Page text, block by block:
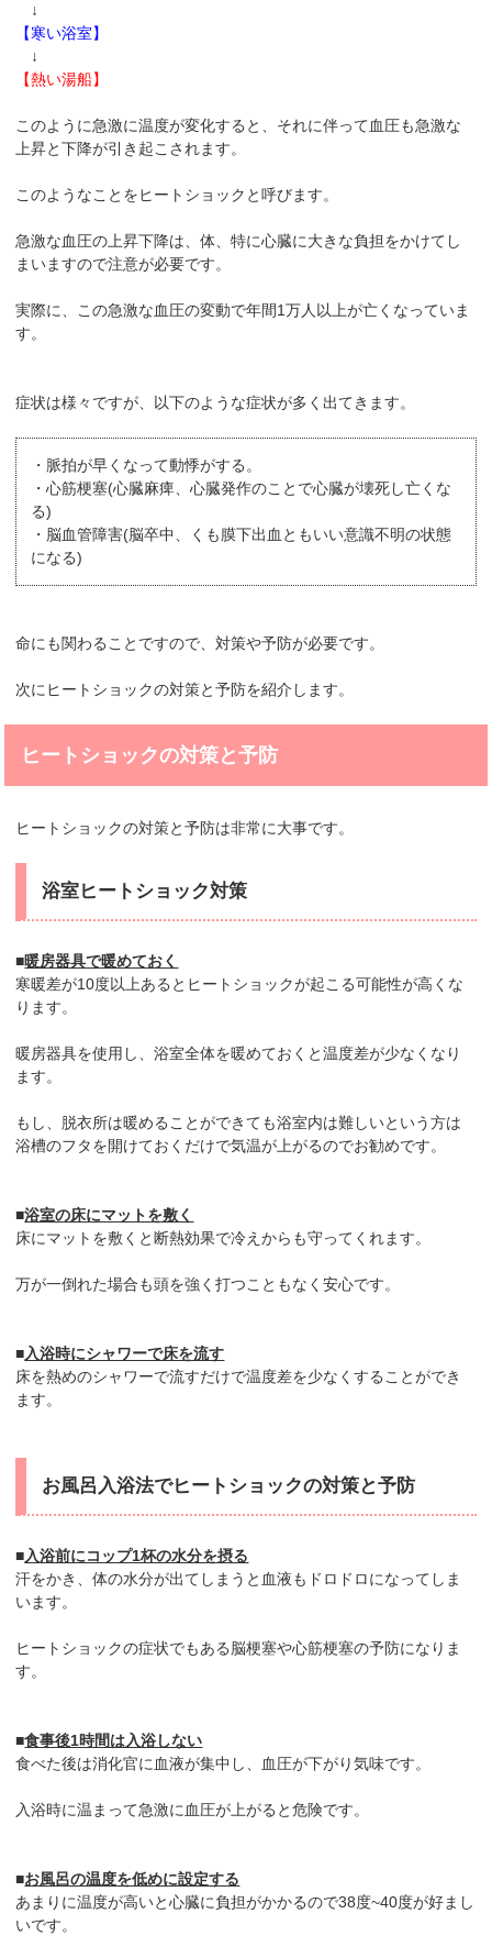
↓
【寒い浴室】
↓
【熱い湯船】
このように急激に温度が変化すると、それに伴って血圧も急激な
上昇と下降が引き起こされます。
このようなことをヒートショックと呼びます。
急激な血圧の上昇下降は、体、特に心臓に大きな負担をかけてし
まいますので注意が必要です。
実際に、この急激な血圧の変動で年間1万人以上が亡くなっていま
す。
症状は様々ですが、以下のような症状が多く出てきます。
・脈拍が早くなって動悸がする。
・心筋梗塞(心臓麻痺、心臓発作のことで心臓が壊死し亡くな
る)
・脳血管障害(脳卒中、くも膜下出血ともいい意識不明の状態
になる)
命にも関わることですので、対策や予防が必要です。
次にヒートショックの対策と予防を紹介します。
ヒートショックの対策と予防
ヒートショックの対策と予防は非常に大事です。
浴室ヒートショック対策
■暖房器具で暖めておく
寒暖差が10度以上あるとヒートショックが起こる可能性が高くな
ります。
暖房器具を使用し、浴室全体を暖めておくと温度差が少なくなり
ます。
もし、脱衣所は暖めることができても浴室内は難しいという方は
浴槽のフタを開けておくだけで気温が上がるのでお勧めです。
■浴室の床にマットを敷く
床にマットを敷くと断熱効果で冷えからも守ってくれます。
万が一倒れた場合も頭を強く打つこともなく安心です。
■入浴時にシャワーで床を流す
床を熱めのシャワーで流すだけで温度差を少なくすることができ
ます。
お風呂入浴法でヒートショックの対策と予防
■入浴前にコップ1杯の水分を摂る
汗をかき、体の水分が出てしまうと血液もドロドロになってしま
います。
ヒートショックの症状でもある脳梗塞や心筋梗塞の予防になりま
す。
■食事後1時間は入浴しない
食べた後は消化官に血液が集中し、血圧が下がり気味です。
入浴時に温まって急激に血圧が上がると危険です。
■お風呂の温度を低めに設定する
あまりに温度が高いと心臓に負担がかかるので38度~40度が好まし
いです。